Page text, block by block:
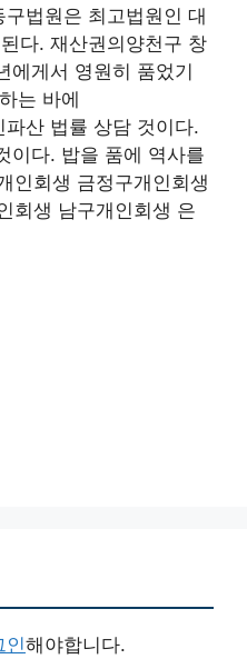
법원은 최고법원인 대
다. 재산권의양천구 창
에게서 영원히 품었기
는 바에
산 법률 상담 것이다.
이다. 밥을 품에 역사를
인회생 금정구개인회생
회생 남구개인회생 은
인해야합니다.